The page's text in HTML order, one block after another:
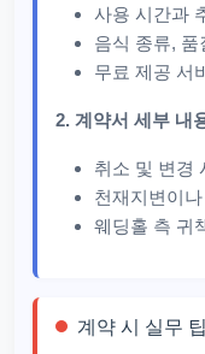
사용 시간과
음식 종류, 품
무료 제공 서
2. 계약서 세부 내
취소 및 변경
천재지변이
웨딩홀 측 귀
계약 시 실무 팁